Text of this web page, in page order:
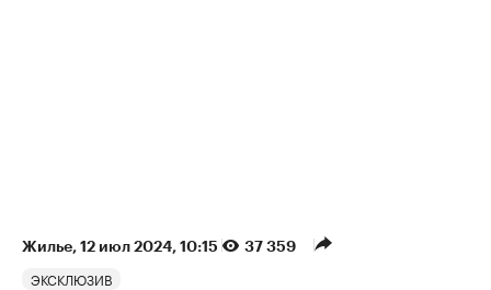
Жилье⁠, 12 июл 2024, 10:15 37 359
ЭКСКЛЮЗИВ